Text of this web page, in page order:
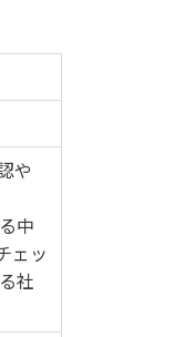
や
中
ェッ
社